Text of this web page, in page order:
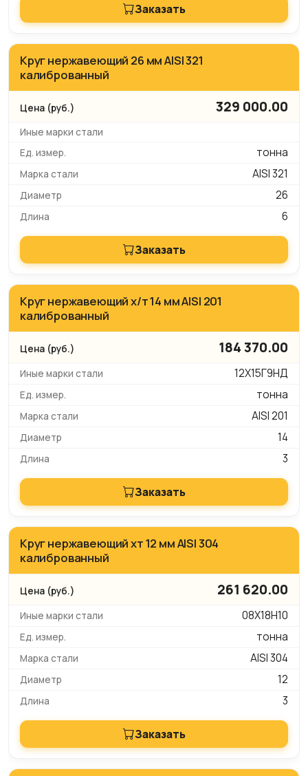
Заказать
Круг нержавеющий 26 мм AISI 321
калиброванный
329 000.00
тонна
AISI 321
26
6
Заказать
Круг нержавеющий х/т 14 мм AISI 201
калиброванный
184 370.00
12Х15Г9НД
тонна
AISI 201
14
3
Заказать
Круг нержавеющий хт 12 мм AISI 304
калиброванный
261 620.00
08Х18Н10
тонна
AISI 304
12
3
Заказать